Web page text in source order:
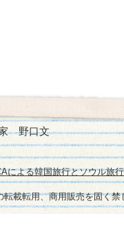
家 野口文
による韓国旅行とソウル旅
載転用、商用販売を固く禁